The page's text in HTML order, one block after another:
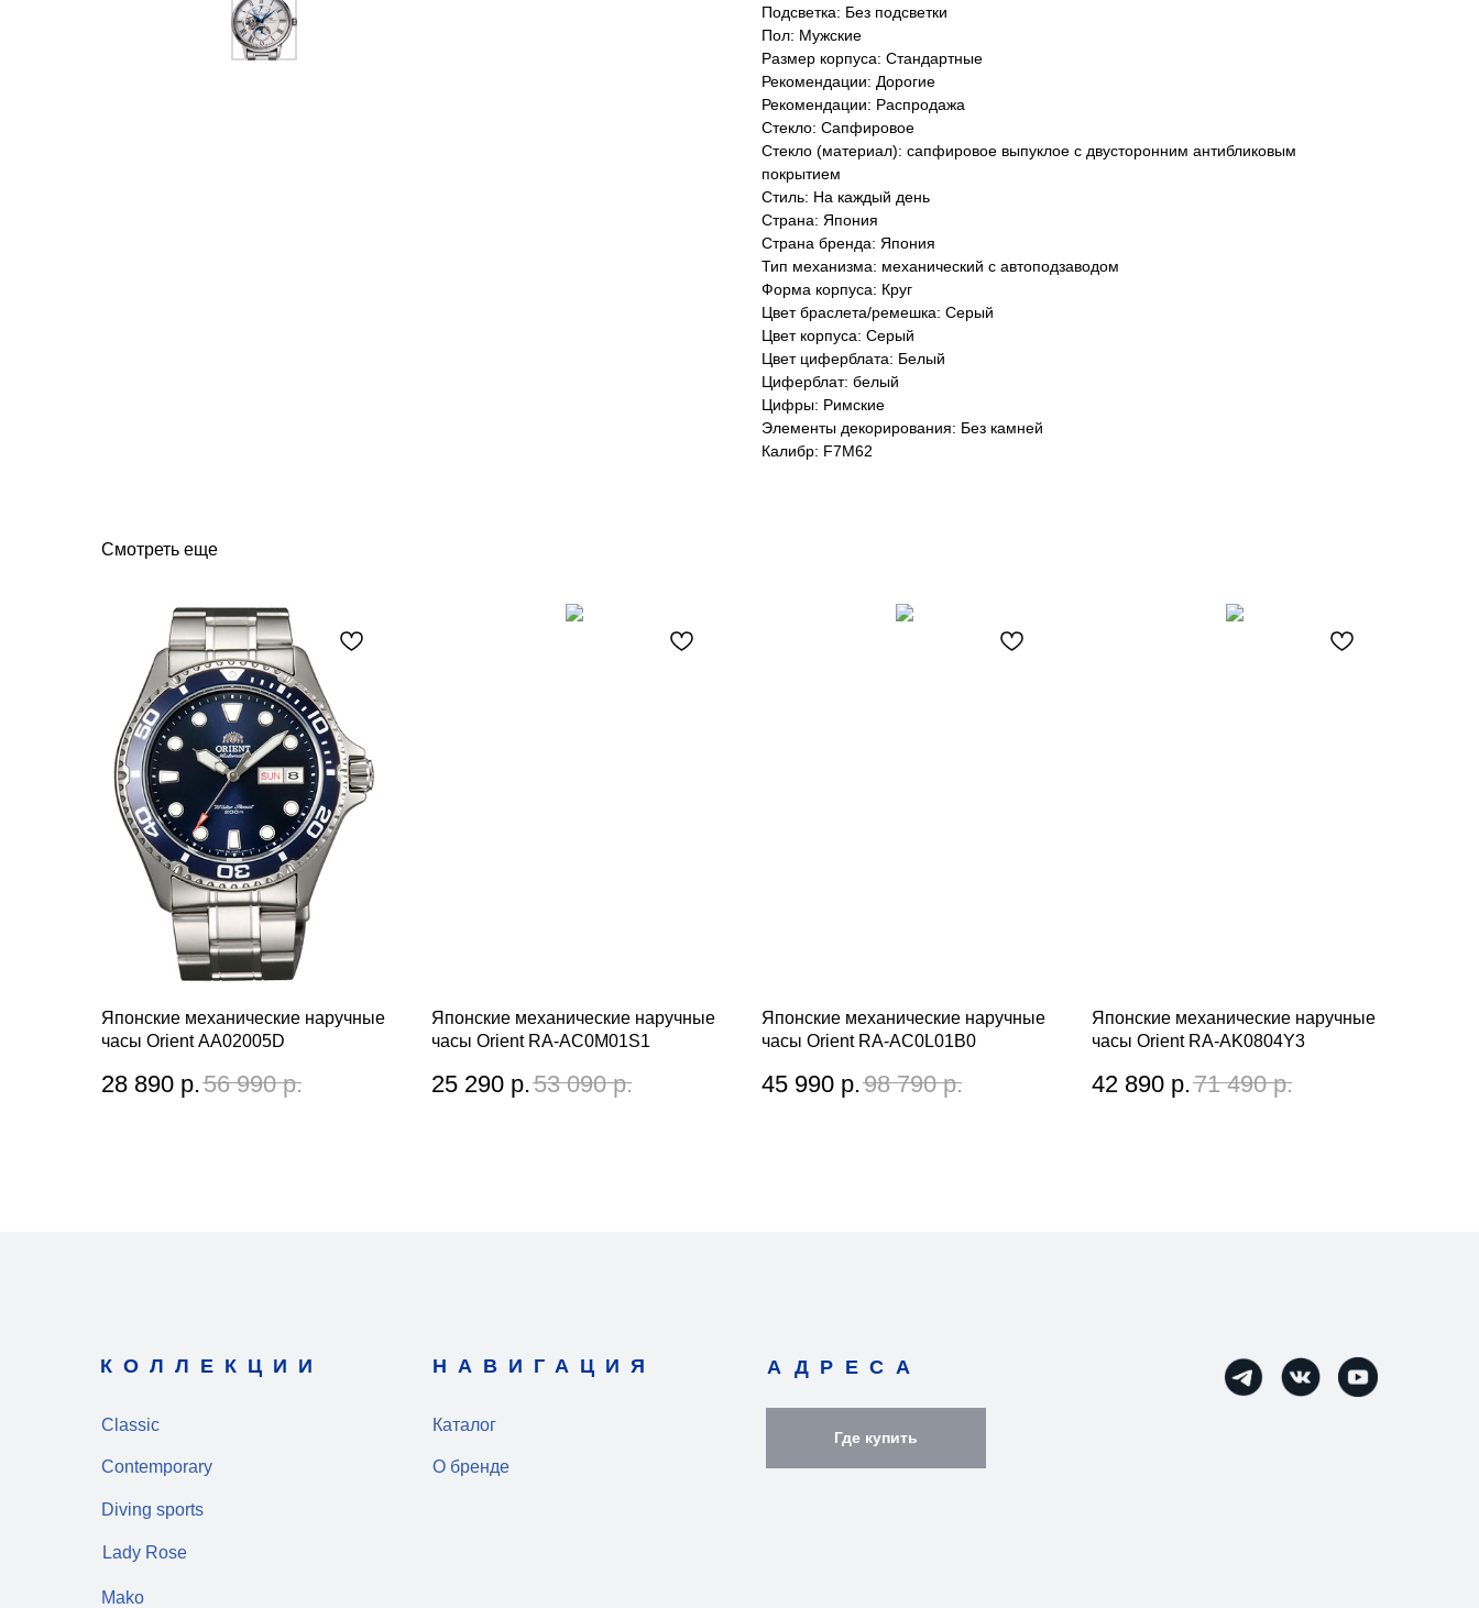
Подсветка: Без подсветки
Пол: Мужские
Размер корпуса: Стандартные
Рекомендации: Дорогие
Рекомендации: Распродажа
Стекло: Сапфировое
Стекло (материал): сапфировое выпуклое с двусторонним антибликовым
покрытием
Стиль: На каждый день
Страна: Япония
Страна бренда: Япония
Тип механизма: механический с автоподзаводом
Форма корпуса: Круг
Цвет браслета/ремешка: Серый
Цвет корпуса: Серый
Цвет циферблата: Белый
Циферблат: белый
Цифры: Римские
Элементы декорирования: Без камней
Калибр: F7M62
Смотреть еще
Японские механические наручные
часы Orient AA02005D
28 890 р.56 990 р.
Японские механические наручные
часы Orient RA-AC0M01S1
25 290 р.53 090 р.
Японские механические наручные
часы Orient RA-AC0L01B0
45 990 р.98 790 р.
Японские механические наручные
часы Orient RA-AK0804Y3
42 890 р.71 490 р.
О бренде
Каталог
Lady Rose
Diving sports
Contemporary
АДРЕСА
НАВИГАЦИЯ
КОЛЛЕКЦИИ
Classic
Mako
Где купить